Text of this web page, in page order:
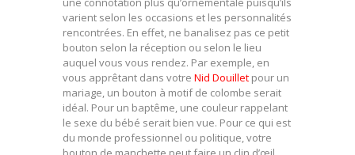
varient selon les occasions et les personnalités
rencontrées. En effet, ne banalisez pas ce petit
bouton selon la réception ou selon le lieu
auquel vous vous rendez. Par exemple, en
vous apprêtant dans votre Nid Douillet pour un
mariage, un bouton à motif de colombe serait
idéal. Pour un baptême, une couleur rappelant
le sexe du bébé serait bien vue. Pour ce qui est
du monde professionnel ou politique, votre